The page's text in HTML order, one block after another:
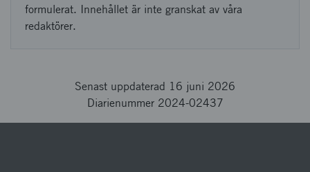
formulerat. Innehållet är inte granskat av våra
redaktörer.
Senast uppdaterad 16 juni 2026
Diarienummer 2024-02437